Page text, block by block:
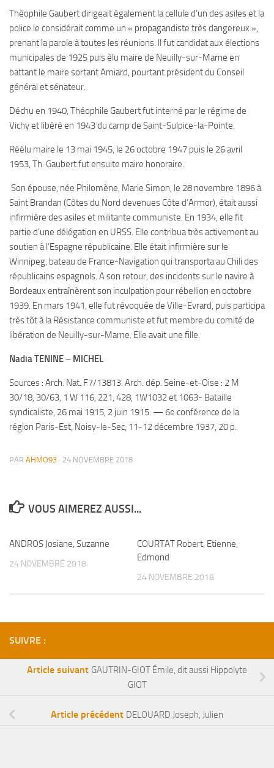
Théophile Gaubert dirigeait également la cellule d’un des asiles et la
police le considérait comme un « propagandiste très dangereux »,
prenant la parole à toutes les réunions. ll fut candidat aux élections
municipales de 1925 puis élu maire de Neuilly-sur-Marne en
battant le maire sortant Amiard, pourtant président du Conseil
général et sénateur.
Déchu en 1940, Théophile Gaubert fut interné par le régime de
Vichy et libéré en 1943 du camp de Saint-Sulpice-la-Pointe.
Réélu maire le 13 mai 1945, le 26 octobre 1947 puis le 26 avril
1953, Th. Gaubert fut ensuite maire honoraire.
Son épouse, née Philomène, Marie Simon, le 28 novembre 1896 à
Saint Brandan (Côtes du Nord devenues Côte d’Armor), était aussi
infirmière des asiles et militante communiste. En 1934, elle fit
partie d’une délégation en URSS. Elle contribua très activement au
soutien à l’Espagne républicaine. Elle était infirmière sur le
Winnipeg, bateau de France-Navigation qui transporta au Chili des
républicains espagnols. A son retour, des incidents sur le navire à
Bordeaux entraînèrent son inculpation pour rébellion en octobre
1939. En mars 1941, elle fut révoquée de Ville-Evrard, puis participa
très tôt à la Résistance communiste et fut membre du comité de
libération de Neuilly-sur-Marne. Elle avait une fille.
Nadia TENINE – MICHEL
Sources : Arch. Nat. F7/13813. Arch. dép. Seine-et-Oise : 2 M
30/18, 30/63, 1 W 116, 221, 428, 1W1032 et 1063- Bataille
syndicaliste, 26 mai 1915, 2 juin 1915. — 6e conférence de la
région Paris-Est, Noisy-le-Sec, 11-12 décembre 1937, 20 p.
PAR AHMO93 · 24 NOVEMBRE 2018
VOUS AIMEREZ AUSSI...
ANDROS Josiane, Suzanne
24 NOVEMBRE 2018
COURTAT Robert, Etienne,
Edmond
24 NOVEMBRE 2018
SUIVRE :
Article suivant GAUTRIN-GIOT Émile, dit aussi Hippolyte
GIOT
Article précédent DELOUARD Joseph, Julien